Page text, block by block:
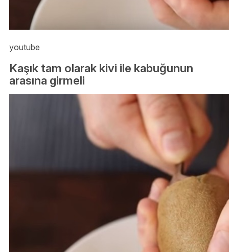
youtube
Kaşık tam olarak kivi ile kabuğunun
arasına girmeli